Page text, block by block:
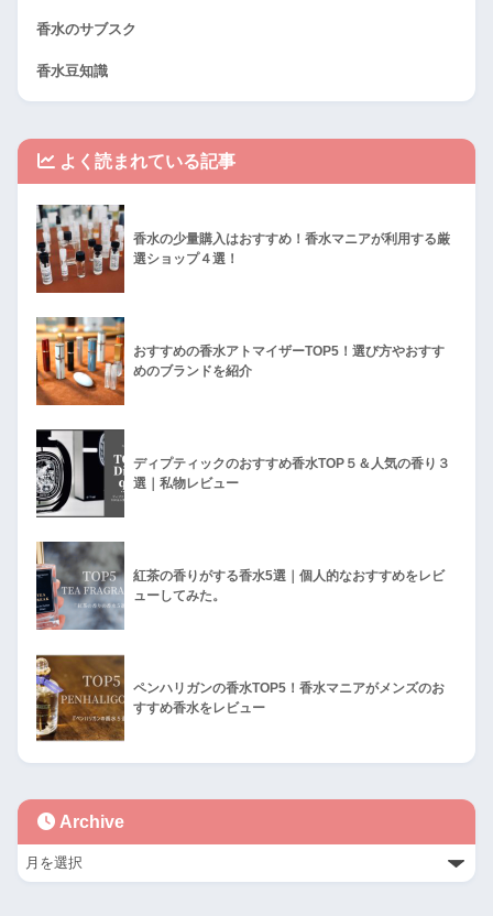
香水のサブスク
香水豆知識
よく読まれている記事
香水の少量購入はおすすめ！香水マニアが利用する厳
選ショップ４選！
おすすめの香水アトマイザーTOP5！選び方やおすす
めのブランドを紹介
ディプティックのおすすめ香水TOP５＆人気の香り３
選｜私物レビュー
紅茶の香りがする香水5選｜個人的なおすすめをレビ
ューしてみた。
ペンハリガンの香水TOP5！香水マニアがメンズのお
すすめ香水をレビュー
Archive